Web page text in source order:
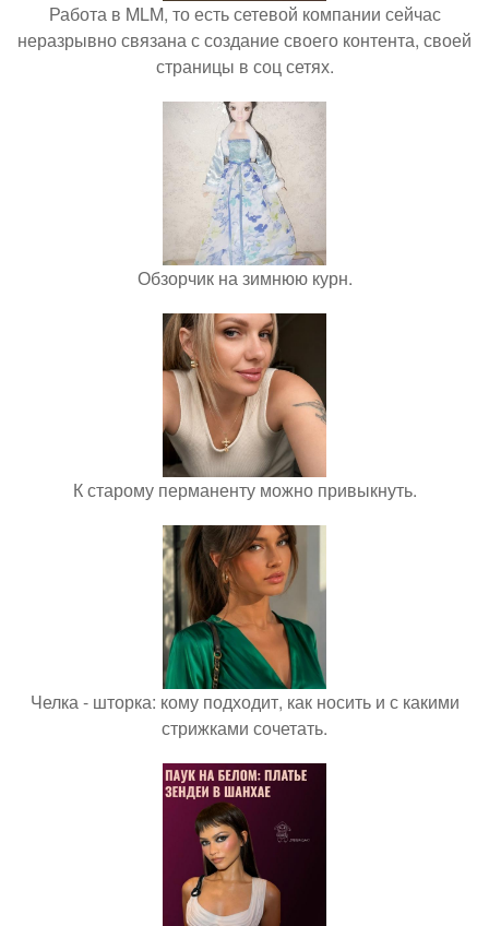
Работа в MLM, то есть сетевой компании сейчас
неразрывно связана с создание своего контента, своей
страницы в соц сетях.
Обзорчик на зимнюю курн.
К старому перманенту можно привыкнуть.
Челка - шторка: кому подходит, как носить и с какими
стрижками сочетать.